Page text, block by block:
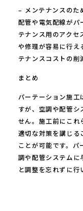
– メンテナンスのた
配管や電気配線がパ
テナンス用のアクセ
や修理が容易に行え
テナンスコストの削
まとめ
パーテーション施工
すが、空調や配管シ
せん。施工前にこれ
適切な対策を講じる
ことが可能です。
調や配管システムに
と調整を忘れずに行